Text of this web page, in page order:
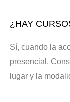
¿HAY
Sí, cuando la
presencial.
lugar y la